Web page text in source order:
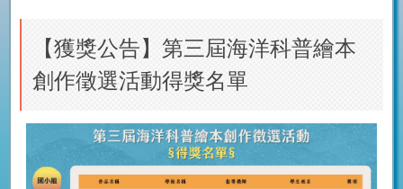
【獲獎公告】第三屆海洋科普繪本
創作徵選活動得獎名單